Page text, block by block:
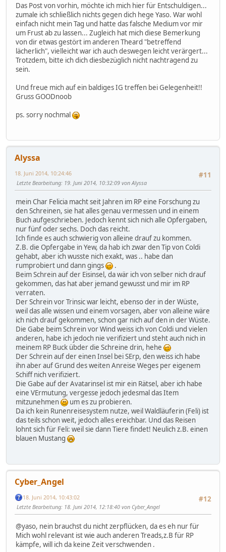
Das Post von vorhin, möchte ich mich hier für Entschuldigen...
zumale ich schließlich nichts gegen dich hege Yaso. War wohl
einfach nicht mein Tag und hatte das falsche Medium vor mir
um Frust ab zu lassen... Zugleich hat mich diese Bemerkung
von dir etwas gestört im anderen Theard "betreffend
lächerlich", vielleicht war ich auch deswegen leicht verärgert...
Trotzdem, bitte ich dich diesbezüglich nicht nachtragend zu
sein.
Und freue mich auf ein baldiges IG treffen bei Gelegenheit!!
Gruss GOODnoob
ps. sorry nochmal
Alyssa
#11
18. Juni 2014, 10:24:46
Letzte Bearbeitung: 19. Juni 2014, 10:32:09 von Alyssa
mein Char Felicia macht seit Jahren im RP eine Forschung zu
den Schreinen, sie hat alles genau vermessen und in einem
Buch aufgeschrieben. Jedoch kennt sich nich alle Opfergaben,
nur fünf oder sechs. Doch das reicht.
Ich finde es auch schwierig von alleine drauf zu kommen.
Z.B. die Opfergabe in Yew, da hab ich zwar den Tip von Coldi
gehabt, aber ich wusste nich exakt, was .. habe dan
rumprobiert und dann gings
.
Beim Schrein auf der Eisinsel, da wär ich von selber nich drauf
gekommen, das hat aber jemand gewusst und mir im RP
verraten.
Der Schrein vor Trinsic war leicht, ebenso der in der Wüste,
weil das alle wissen und einem vorsagen, aber von alleine wäre
ich nich drauf gekommen, schon gar nich auf den in der Wüste.
Die Gabe beim Schrein vor Wind weiss ich von Coldi und vielen
anderen, habe ich jedoch nie verifiziert und steht auch nich in
meinem RP Buck übder die Schreine drin, hehe
Der Schrein auf der einen Insel bei SErp, den weiss ich habe
ihn aber auf Grund des weiten Anreise Weges per eigenem
Schiff nich verifiziert.
Die Gabe auf der Avatarinsel ist mir ein Rätsel, aber ich habe
eine VErmutung, vergesse jedoch jedesmal das Item
mitzunehmen
um es zu probieren.
Da ich kein Runenreisesystem nutze, weil Waldläuferin (Feli) ist
das teils schon weit, jedoch alles ereichbar. Und das Reisen
lohnt sich für Feli: weil sie dann Tiere findet! Neulich z.B. einen
blauen Mustang
Cyber_Angel
#12
18. Juni 2014, 10:43:02
Letzte Bearbeitung: 18. Juni 2014, 12:18:40 von Cyber_Angel
@yaso, nein brauchst du nicht zerpflücken, da es eh nur für
Mich wohl relevant ist wie auch anderen Treads,z.B für RP
kämpfe, will ich da keine Zeit verschwenden .